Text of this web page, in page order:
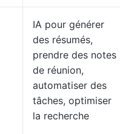
IA pour générer
des résumés,
prendre des notes
de réunion,
automatiser des
tâches, optimiser
la recherche